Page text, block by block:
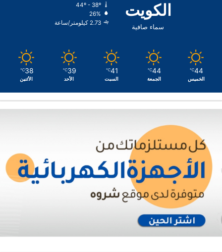
الكويت
سماء صافية
44º - 38º
26%
2.73 كيلومتر/ساعة
44
℃
الخميس
44
℃
الجمعة
41
℃
السبت
39
℃
الأحد
38
℃
الأثنين